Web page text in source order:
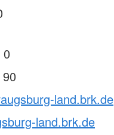
0
land.brk.de
land.brk.de